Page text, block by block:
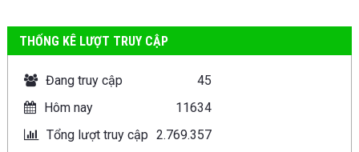
THỐNG KÊ LƯỢT TRUY CẬP
Đang truy cập
45
Hôm nay
11634
Tổng lượt truy cập 2.769.357